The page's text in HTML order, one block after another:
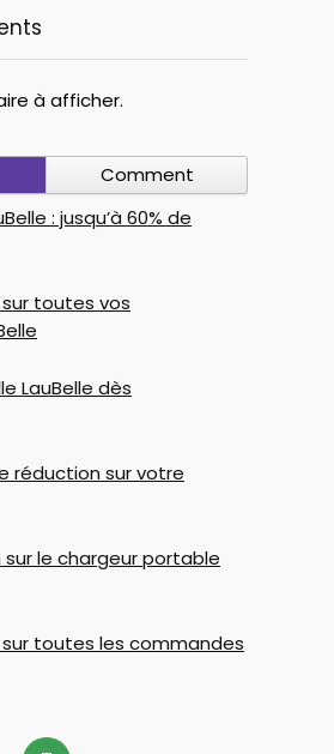
à afficher.
Comment
: jusqu’à 60% de
toutes vos
LauBelle dès
réduction sur votre
le chargeur portable
toutes les commandes